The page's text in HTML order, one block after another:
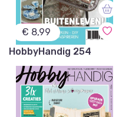
€ 8,99
HobbyHandig 254